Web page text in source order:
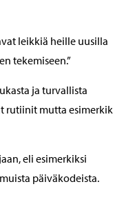
leikkiä heille uusilla
tekemiseen.”
ja turvallista
rutiinit mutta
eli esimerkiksi
päiväkodeista.